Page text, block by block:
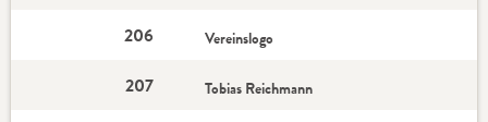
206 Vereinslogo
207 Tobias Reichmann